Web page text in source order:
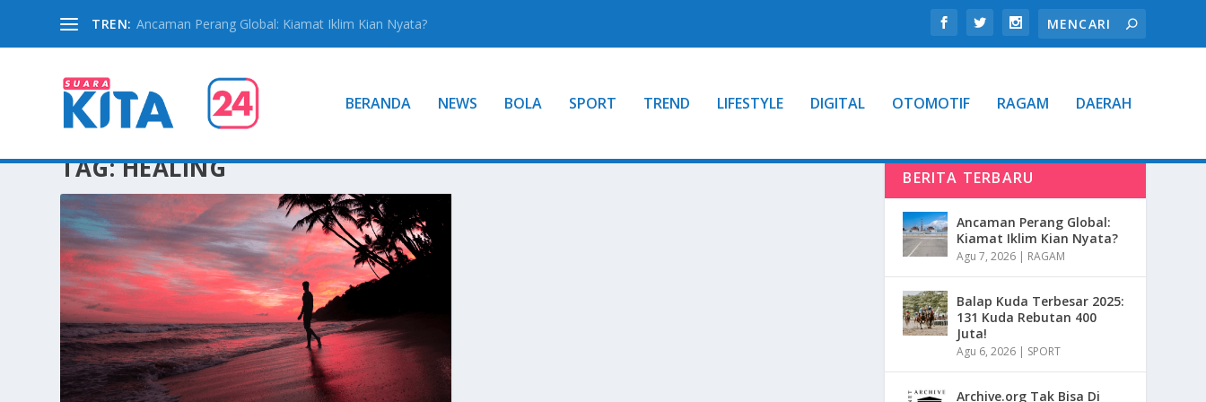
TREN: Ancaman Perang Global: Kiamat Iklim Kian Nyata?
BERANDA NEWS BOLA SPORT TREND LIFESTYLE DIGITAL OTOMOTIF RAGAM DAERAH
TAG:HEALING BERITA TERBARU
Ancaman Perang Global:
Kiamat Iklim Kian Nyata?
Agu 7, 2026 | RAGAM
Balap Kuda Terbesar 2025:
131 Kuda Rebutan 400
Juta!
Agu 6, 2026 | SPORT
Archive.org Tak Bisa Di